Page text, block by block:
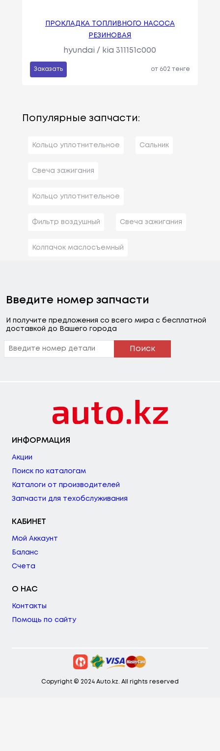
ПРОКЛАДКА ТОПЛИВНОГО НАСОСА
РЕЗИНОВАЯ
hyundai / kia 311151c000
Заказать от 602 тенге
Популярные запчасти:
Кольцо уплотнительное Сальник
Свеча зажигания
Кольцо уплотнительное
Фильтр воздушный Свеча зажигания
Колпачок маслосъемный
Введите номер запчасти
И получите предложения со всего мира с бесплатной
доставкой до Вашего города
Поиск
ИНФОРМАЦИЯ
Акции
Поиск по каталогам
Каталоги от производителей
Запчасти для техобслуживания
КАБИНЕТ
Мой Аккаунт
Баланс
Счета
О НАС
Контакты
Помощь по сайту
Copyright © 2024 Auto.kz. All rights reserved